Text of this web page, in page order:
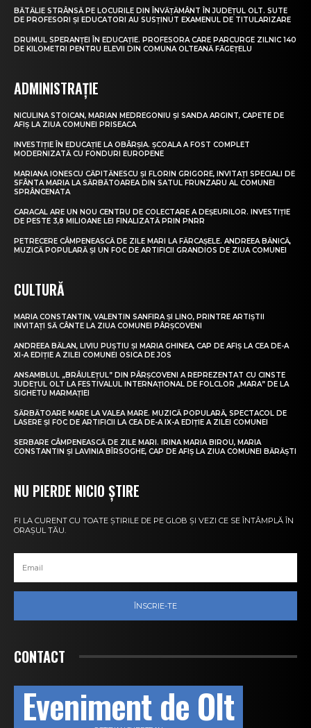
BĂTĂLIE STRÂNSĂ PE LOCURILE DIN ÎNVĂȚĂMÂNT ÎN JUDEȚUL OLT. SUTE
DE PROFESORI ȘI EDUCATORI AU SUSȚINUT EXAMENUL DE TITULARIZARE
DRUMUL SPERANȚEI ÎN EDUCAȚIE. PROFESORA CARE PARCURGE ZILNIC 140
DE KILOMETRI PENTRU ELEVII DIN COMUNA OLTEANĂ FĂGEȚELU
ADMINISTRAȚIE
NICULINA STOICAN, MARIAN MEDREGONIU ȘI SANDA ARGINT, CAPETE DE
AFIȘ LA ZIUA COMUNEI PRISEACA
INVESTIȚIE ÎN EDUCAȚIE LA OBÂRȘIA. ȘCOALA A FOST COMPLET
MODERNIZATĂ CU FONDURI EUROPENE
MARIANA IONESCU CĂPITĂNESCU ȘI FLORIN GRIGORE, INVITAȚI SPECIALI DE
SFÂNTA MARIA LA SĂRBĂTOAREA DIN SATUL FRUNZARU AL COMUNEI
SPRÂNCENATA
CARACAL ARE UN NOU CENTRU DE COLECTARE A DEȘEURILOR. INVESTIȚIE
DE PESTE 3,8 MILIOANE LEI FINALIZATĂ PRIN PNRR
PETRECERE CÂMPENEASCĂ DE ZILE MARI LA FĂRCAȘELE. ANDREEA BĂNICĂ,
MUZICĂ POPULARĂ ȘI UN FOC DE ARTIFICII GRANDIOS DE ZIUA COMUNEI
CULTURĂ
MARIA CONSTANTIN, VALENTIN SANFIRA ȘI LINO, PRINTRE ARTIȘTII
INVITAȚI SĂ CÂNTE LA ZIUA COMUNEI PÂRȘCOVENI
ANDREEA BĂLAN, LIVIU PUȘTIU ȘI MARIA GHINEA, CAP DE AFIȘ LA CEA DE-A
XI-A EDIȚIE A ZILEI COMUNEI OSICA DE JOS
ANSAMBLUL „BRÂULEȚUL” DIN PÂRȘCOVENI A REPREZENTAT CU CINSTE
JUDEȚUL OLT LA FESTIVALUL INTERNAȚIONAL DE FOLCLOR „MARA” DE LA
SIGHETU MARMAȚIEI
SĂRBĂTOARE MARE LA VALEA MARE. MUZICĂ POPULARĂ, SPECTACOL DE
LASERE ȘI FOC DE ARTIFICII LA CEA DE-A IX-A EDIȚIE A ZILEI COMUNEI
SERBARE CÂMPENEASCĂ DE ZILE MARI. IRINA MARIA BIROU, MARIA
CONSTANTIN ȘI LAVINIA BÎRSOGHE, CAP DE AFIȘ LA ZIUA COMUNEI BĂRĂȘTI
NU PIERDE NICIO ȘTIRE
FI LA CURENT CU TOATE ȘTIRILE DE PE GLOB ȘI VEZI CE SE ÎNTÂMPLĂ ÎN
ORAȘUL TĂU.
ÎNSCRIE-TE
CONTACT
Eveniment de Olt